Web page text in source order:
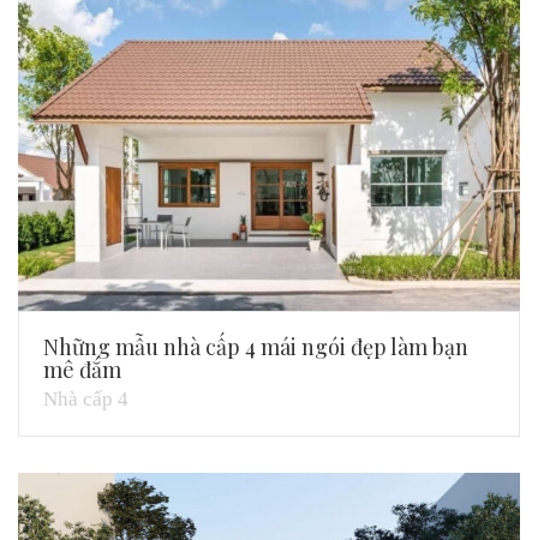
Những mẫu nhà cấp 4 mái ngói đẹp làm bạn
mê đắm
Nhà cấp 4